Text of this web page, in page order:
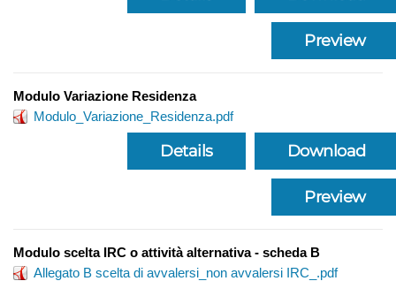
Preview
Modulo Variazione Residenza
Modulo_Variazione_Residenza.pdf
Download
Details
Preview
Modulo scelta IRC o attività alternativa - scheda B
Allegato B scelta di avvalersi_non avvalersi IRC_.pdf